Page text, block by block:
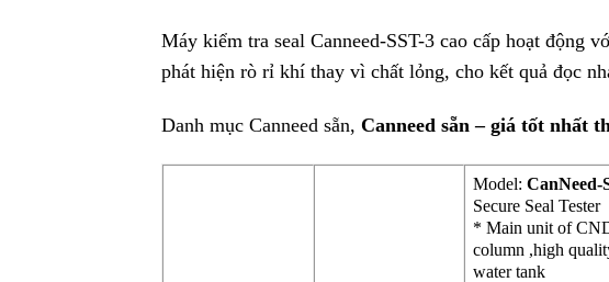
Máy kiểm tra seal Canneed-SST-3 cao cấp hoạt động
phát hiện rò rỉ khí thay vì chất lỏng, cho kết quả đọc
Danh mục Canneed sẵn, Canneed sẵn – giá tốt nhất
Model:CanNeed-
Secure Seal Tester
* Main unit of
column ,high
water tank